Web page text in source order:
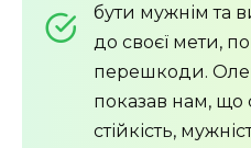
бути мужнім та
до своєї мети,
перешкоди.
показав нам, що
стійкість,